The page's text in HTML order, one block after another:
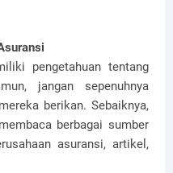
pengetahuan tentang
jangan sepenuhnya
berikan. Sebaiknya,
berbagai sumber
asuransi, artikel,